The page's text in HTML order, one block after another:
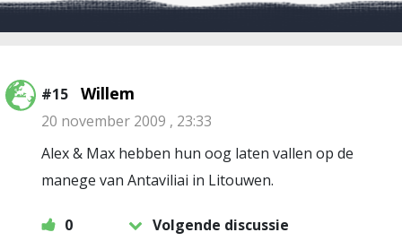
#15 Willem
20 november 2009 , 23:33
Alex & Max hebben hun oog laten vallen op de
manege van Antaviliai in Litouwen.
0
Volgende discussie